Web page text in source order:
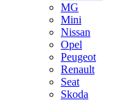
MG
Mini
Nissan
Opel
Peugeot
Renault
Seat
Skoda